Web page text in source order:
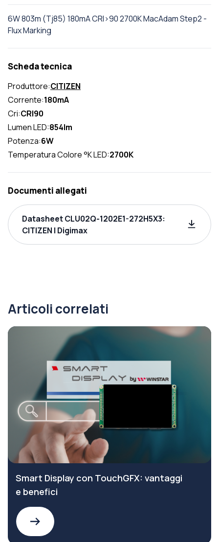
6W 803m (Tj85) 180mA CRI>90 2700K MacAdam Step2 -
Flux Marking
Scheda tecnica
Produttore:CITIZEN
Corrente:180mA
Cri:CRI90
Lumen LED:854lm
Potenza:6W
Temperatura Colore °K LED:2700K
Documenti allegati
Datasheet CLU02Q-1202E1-272H5X3:
CITIZEN | Digimax
Articoli correlati
Smart Display con TouchGFX: vantaggi
e benefici